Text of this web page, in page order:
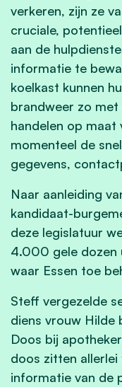
verkeren, zijn ze
cruciale,
aan de
informatie te
koelkast kunnen
brandweer zo
handelen op maat
momenteel de
gegevens,
Naar aanleiding
kandidaat-
deze legislatuur
4.000 gele dozen
waar Essen toe
Steff vergezelde
diens vrouw Hilde
Doos bij
doos zitten
informatie van de